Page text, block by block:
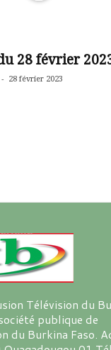
28 février
- 28 février 2023
Télévision du
publique de
du Burkina Faso.